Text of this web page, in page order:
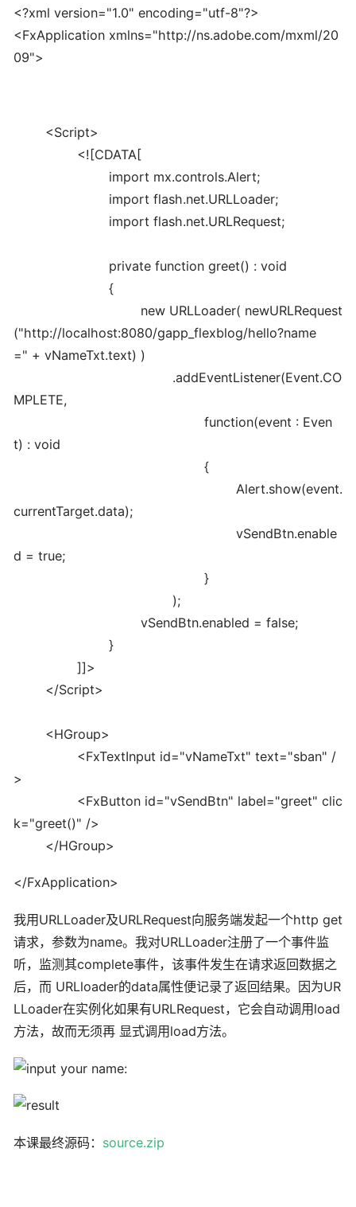
<?xml version="1.0" encoding="utf-8"?>
<FxApplication xmlns="http://ns.adobe.com/mxml/20
09">
<Script>
<! [CDATA[
import mx.controls.Alert;
import flash.net.URLLoader;
import flash.net.URLRequest;
private function greet() : void
{
new URLLoader( newURLRequest
("http://localhost:8080/gapp_flexblog/hello?name
=" + vNameTxt.text) )
.addEventListener(Event.CO
MPLETE,
function(event : Even
t) : void
{
Alert.show(event.
currentTarget.data);
vSendBtn.enable
d = true;
}
);
vSendBtn.enabled = false;
}
]]>
</Script>
<HGroup>
<FxTextInput id="vNameTxt" text="sban" /
>
<FxButton id="vSendBtn" label="greet" clic
k="greet()" />
</HGroup>
</FxApplication>
我用URLLoader及URLRequest向服务端发起一个http get
请求，参数为name。我对URLLoader注册了一个事件监
听，监测其complete事件，该事件发生在请求返回数据之
后，而 URLloader的data属性便记录了返回结果。因为UR
LLoader在实例化如果有URLRequest，它会自动调用load
方法，故而无须再 显式调用load方法。
本课最终源码： source.zip